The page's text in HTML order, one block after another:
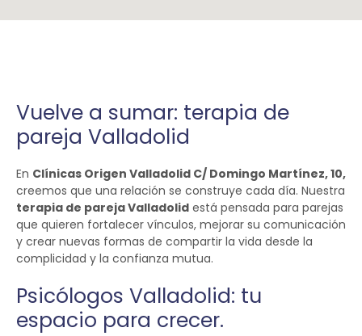
Vuelve a sumar: terapia de
pareja Valladolid
En Clínicas Origen Valladolid C/ Domingo Martínez, 10,
creemos que una relación se construye cada día. Nuestra
terapia de pareja Valladolid está pensada para parejas
que quieren fortalecer vínculos, mejorar su comunicación
y crear nuevas formas de compartir la vida desde la
complicidad y la confianza mutua.
Psicólogos Valladolid: tu
espacio para crecer.